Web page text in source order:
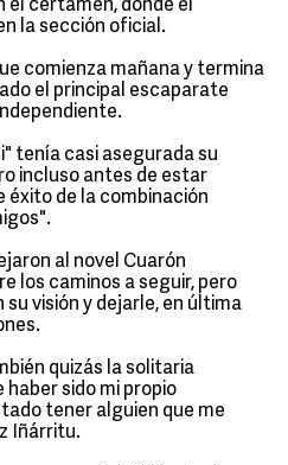
el certamen, donde el
la sección oficial.
comienza mañana y termina
el principal escaparate
tenía casi asegurada su
incluso antes de estar
éxito de la combinación
al novel Cuarón
los caminos a seguir, pero
visión y dejarle, en última
quizás la solitaria
haber sido mi propio
tener alguien que me
Iñárritu.